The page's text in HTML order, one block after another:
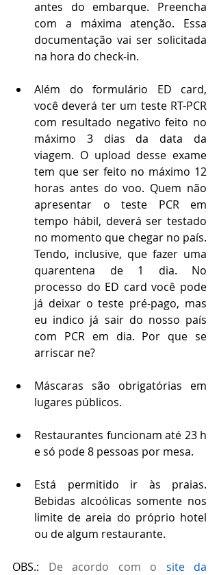
antes do embarque. Preencha
com a máxima atenção. Essa
documentação vai ser solicitada
na hora do check-in.
Além do formulário ED card,
você deverá ter um teste RT-PCR
com resultado negativo feito no
máximo 3 dias da data da
viagem. O upload desse exame
tem que ser feito no máximo 12
horas antes do voo. Quem não
apresentar o teste PCR em
tempo hábil, deverá ser testado
no momento que chegar no país.
Tendo, inclusive, que fazer uma
quarentena de 1 dia. No
processo do ED card você pode
já deixar o teste pré-pago, mas
eu indico já sair do nosso país
com PCR em dia. Por que se
arriscar ne?
Máscaras são obrigatórias em
lugares públicos.
Restaurantes funcionam até 23 h
e só pode 8 pessoas por mesa.
Está permitido ir às praias.
Bebidas alcoólicas somente nos
limite de areia do próprio hotel
ou de algum restaurante.
OBS.: De acordo com o site da